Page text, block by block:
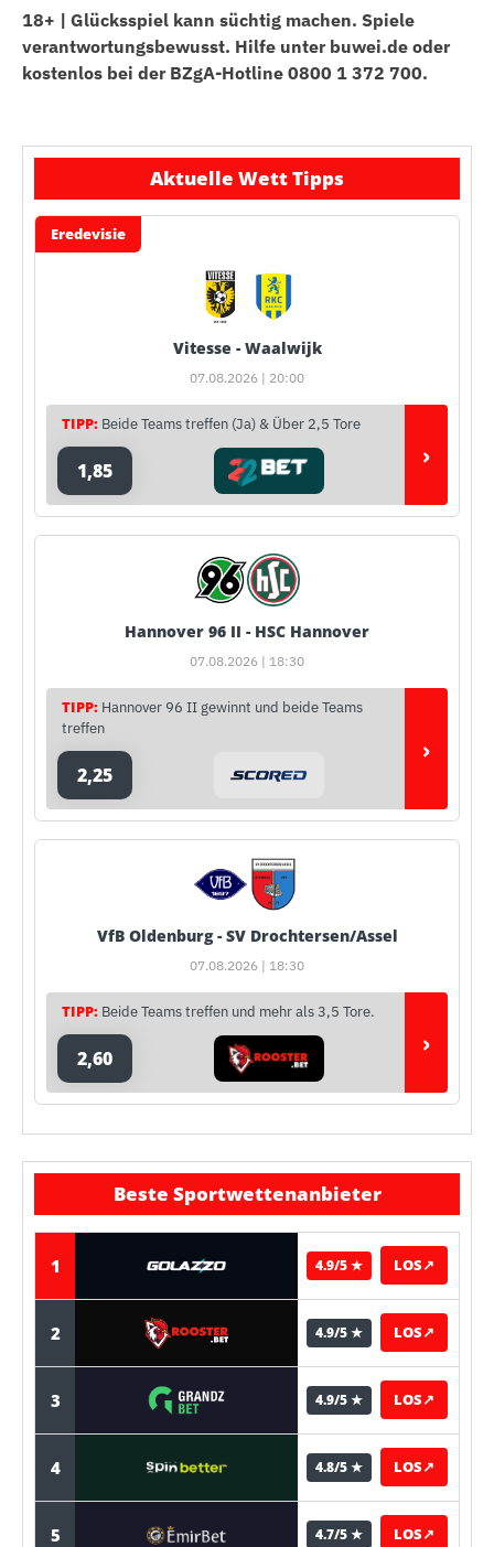
18+ | Glücksspiel kann süchtig machen. Spiele
verantwortungsbewusst. Hilfe unter buwei.de oder
kostenlos bei der BZgA-Hotline 0800 1 372 700.
Aktuelle Wett Tipps
Eredevisie
Vitesse - Waalwijk
07.08.2026 | 20:00
TIPP: Beide Teams treffen (Ja) & Über 2,5 Tore
1,85 ›
Hannover 96 II - HSC Hannover
07.08.2026 | 18:30
TIPP: Hannover 96 II gewinnt und beide Teams
treffen
2,25
›
VfB Oldenburg - SV Drochtersen/Assel
07.08.2026 | 18:30
TIPP: Beide Teams treffen und mehr als 3,5 Tore.
2,60 ›
Beste Sportwettenanbieter
1 4.9/5 ★ LOS↗
2 4.9/5 ★ LOS↗
3 4.9/5 ★ LOS↗
4 4.8/5 ★ LOS↗
5 4.7/5 ★ LOS↗